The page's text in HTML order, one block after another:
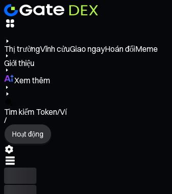
Thị trườngVĩnh cửuGiao ngayHoán đổiMeme
Giới thiệu
Xem thêm
Tìm kiếm Token/Ví
/
Hoạt động